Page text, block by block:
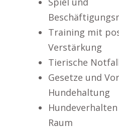
Training mit
Verstärkung
Tierische
Gesetze und
Hundehaltung
Raum